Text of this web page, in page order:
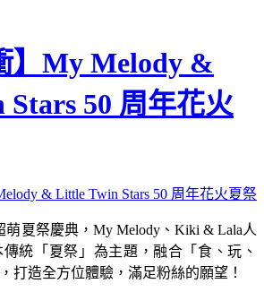
】My Melody &
50 周年花火
萌夏祭慶典，My Melody、Kiki & Lala人
統「夏祭」為主題，融合「食、玩、
打造全方位體驗，滿足粉絲的願望！